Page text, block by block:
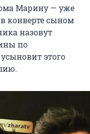
Марину — уже
конверте сыном
назовут
по
этого